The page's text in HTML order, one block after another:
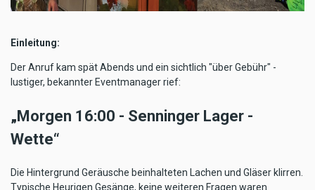
Einleitung:
Der Anruf kam spät Abends und ein sichtlich "über Gebühr" -
lustiger, bekannter Eventmanager rief:
„Morgen 16:00 - Senninger Lager -
Wette“
Die Hintergrund Geräusche beinhalteten Lachen und Gläser klirren.
Typische Heurigen Gesänge, keine weiteren Fragen waren